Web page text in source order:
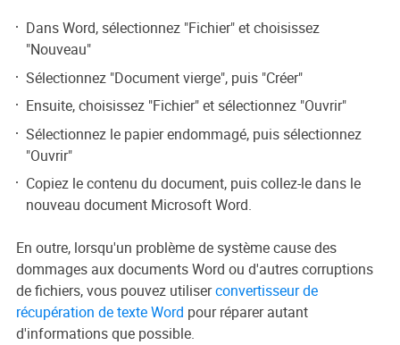
Dans Word, sélectionnez "Fichier" et choisissez
"Nouveau"
Sélectionnez "Document vierge", puis "Créer"
Ensuite, choisissez "Fichier" et sélectionnez "Ouvrir"
Sélectionnez le papier endommagé, puis sélectionnez
"Ouvrir"
Copiez le contenu du document, puis collez-le dans le
nouveau document Microsoft Word.
En outre, lorsqu'un problème de système cause des
dommages aux documents Word ou d'autres corruptions
de fichiers, vous pouvez utiliserconvertisseur de
récupération de texte Word pour réparer autant
d'informations que possible.